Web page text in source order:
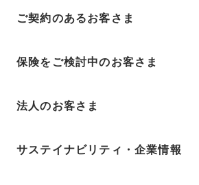
ご契約のあるお客さま
保険をご検討中のお客さま
法人のお客さま
サステイナビリティ・企業情報